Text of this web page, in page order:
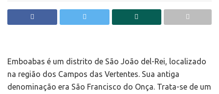
Emboabas é um distrito de São João del-Rei, localizado
na região dos Campos das Vertentes. Sua antiga
denominação era São Francisco do Onça. Trata-se de um